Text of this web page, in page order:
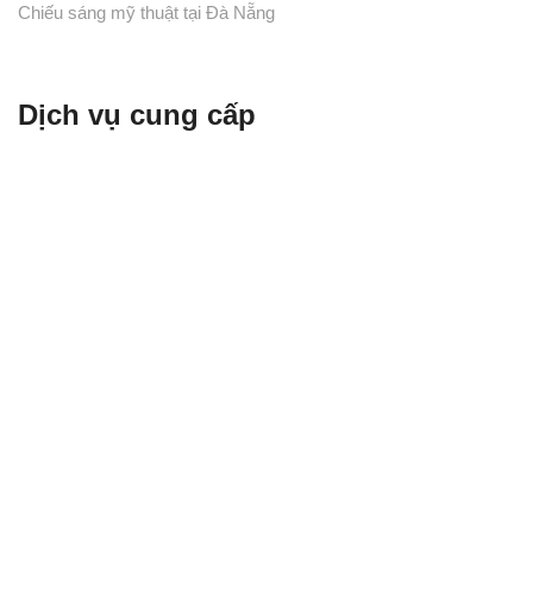
Chiếu sáng mỹ thuật tại Đà Nẵng
Dịch vụ cung cấp